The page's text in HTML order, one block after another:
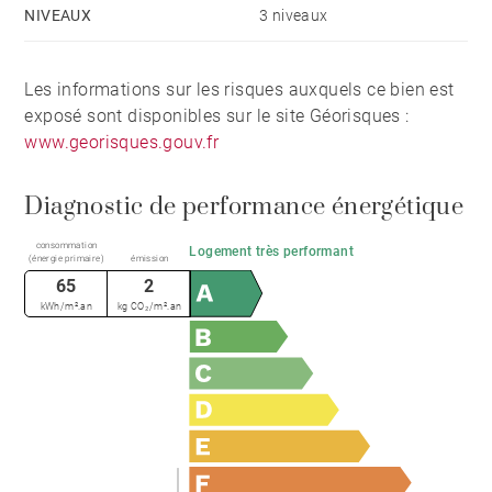
NIVEAUX 3 niveaux
Les informations sur les risques auxquels ce bien est
exposé sont disponibles sur le site Géorisques :
www.georisques.gouv.fr
Diagnostic de performance énergétique
Logement très performant
consommation
(énergie primaire)
émission
65
kWh/m².an
2
kg CO₂/m².an